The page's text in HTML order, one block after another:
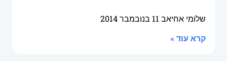
שלומי אחיאב 11 בנובמבר 2014
קרא עוד »